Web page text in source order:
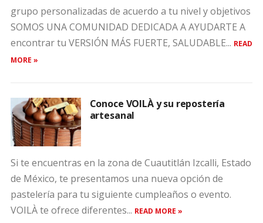
grupo personalizadas de acuerdo a tu nivel y objetivos
SOMOS UNA COMUNIDAD DEDICADA A AYUDARTE A
encontrar tu VERSIÓN MÁS FUERTE, SALUDABLE... READ
MORE »
Conoce VOILÀ y su repostería
artesanal
Si te encuentras en la zona de Cuautitlán Izcalli, Estado
de México, te presentamos una nueva opción de
pastelería para tu siguiente cumpleaños o evento.
VOILÀ te ofrece diferentes... READ MORE »